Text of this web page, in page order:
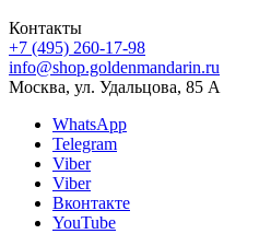
Контакты
+7 (495) 260-17-98
info@shop.goldenmandarin.ru
Москва, ул. Удальцова, 85 А
WhatsApp
Telegram
Viber
Viber
Вконтакте
YouTube